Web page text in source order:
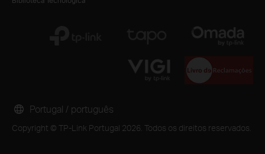
Copyright © TP-Link Portugal 2026. Todos os direitos reservados.
Portugal / português